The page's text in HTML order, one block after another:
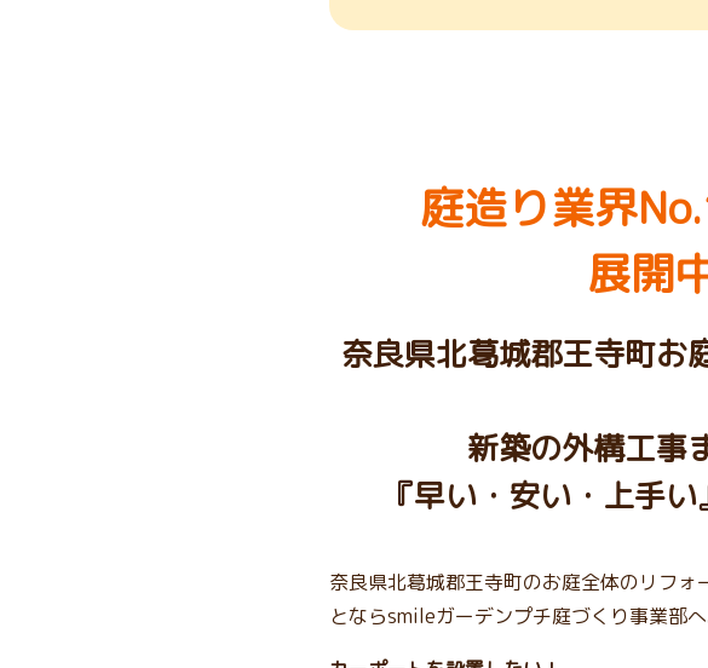
庭造り業界
展開
奈良県北葛城郡王寺町お
新築の外構工事
『早い・安い・上手
奈良県北葛城郡王寺町のお庭全体のリフ
とならsmileガーデンプチ庭づくり事業部へ